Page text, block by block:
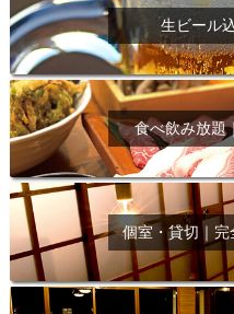
生ビール
食べ飲み放題
個室・貸切｜完